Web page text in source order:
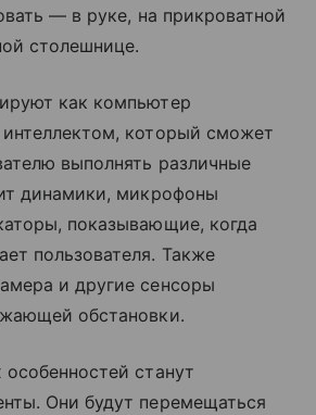
— в руке, на прикроватной
столешнице.
как компьютер
который сможет
выполнять различные
динамики, микрофоны
показывающие, когда
пользователя. Также
и другие сенсоры
обстановки.
станут
Они будут перемещаться